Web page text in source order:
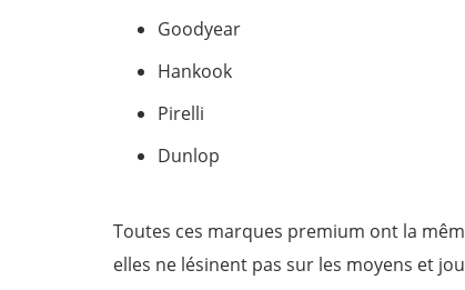
Goodyear
Hankook
Pirelli
Dunlop
Toutes ces marques premium ont la
elles ne lésinent pas sur les moyens et